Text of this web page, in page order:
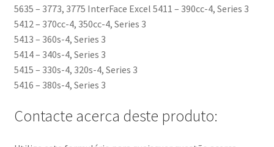
5635 – 3773, 3775 InterFace Excel 5411 – 390cc-4, Series 3
5412 – 370cc-4, 350cc-4, Series 3
5413 – 360s-4, Series 3
5414 – 340s-4, Series 3
5415 – 330s-4, 320s-4, Series 3
5416 – 380s-4, Series 3
Contacte acerca deste produto: